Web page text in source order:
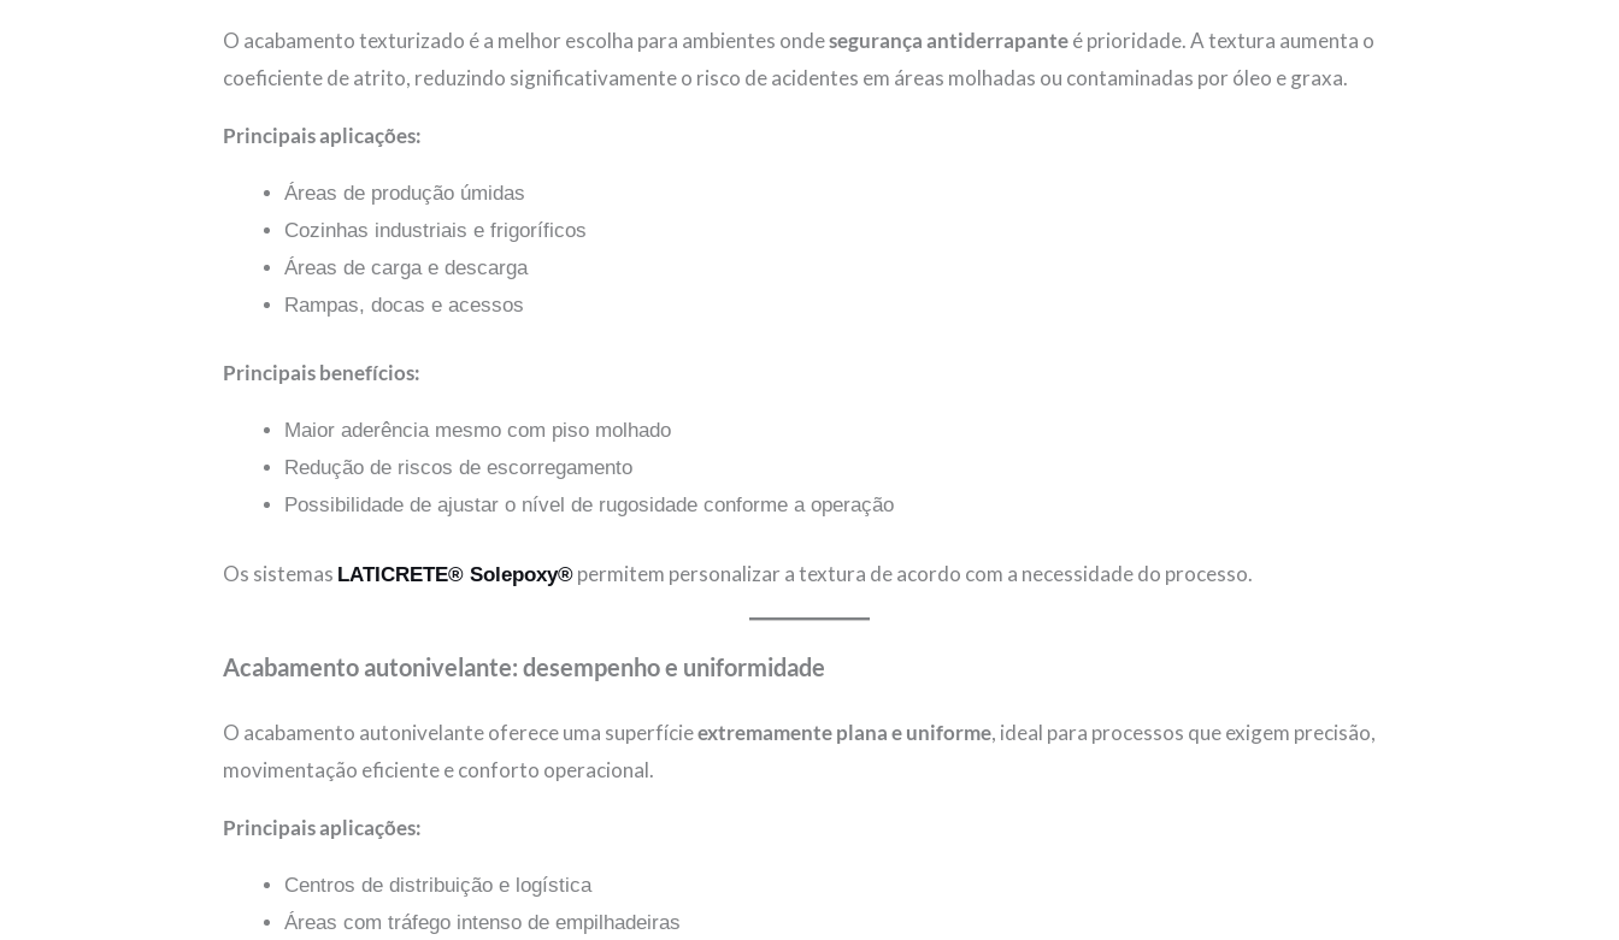
O acabamento texturizado é a melhor escolha para ambientes ondesegurança antiderrapanteé prioridade. A textura aumenta o
coeficiente de atrito, reduzindo significativamente o risco de acidentes em áreas molhadas ou contaminadas por óleo e graxa.
Principais aplicações:
Áreas de produção úmidas
Cozinhas industriais e frigoríficos
Áreas de carga e descarga
Rampas, docas e acessos
Principais benefícios:
Maior aderência mesmo com piso molhado
Redução de riscos de escorregamento
Possibilidade de ajustar o nível de rugosidade conforme a operação
Os sistemas LATICRETE® Solepoxy® permitem personalizar a textura de acordo com a necessidade do processo.
Acabamento autonivelante: desempenho e uniformidade
O acabamento autonivelante oferece uma superfícieextremamente plana e uniforme, ideal para processos que exigem precisão,
movimentação eficiente e conforto operacional.
Principais aplicações:
Centros de distribuição e logística
Áreas com tráfego intenso de empilhadeiras